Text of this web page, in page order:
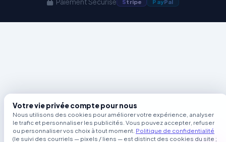
Stripe PayPal
Votre vie privée compte pour nous
Nous utilisons des cookies pour améliorer votre expérience, analyser
le trafic et personnaliser les publicités. Vous pouvez accepter, refuser
ou personnaliser vos choix à tout moment. Politique de confidentialité
(le suivi des courriels — pixels / liens — est distinct des cookies du site ;